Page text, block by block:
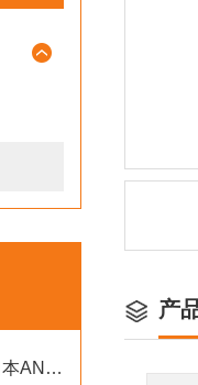
到货！京都玉崎深圳仓库到货日本AND 电子秤HV-60KCEP
产